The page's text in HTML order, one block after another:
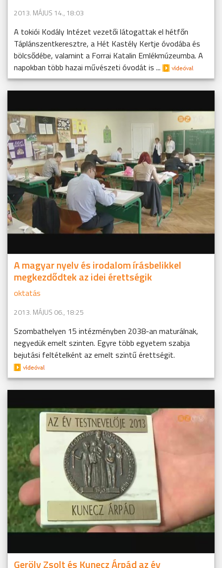
2013. MÁJUS 14., 18:03
A tokiói Kodály Intézet vezetői látogattak el hétfőn
Táplánszentkeresztre, a Hét Kastély Kertje óvodába és
bölcsődébe, valamint a Forrai Katalin Emlékmúzeumba. A
napokban több hazai művészeti óvodát is ...
A magyar nyelv és irodalom írásbelikkel
megkezdődtek az idei érettségik
oktatás
2013. MÁJUS 06., 18:25
Szombathelyen 15 intézményben 2038-an maturálnak,
negyedük emelt szinten. Egyre több egyetem szabja
bejutási feltételként az emelt szintű érettségit.
Geröly Zsolt és Kunecz Árpád az év